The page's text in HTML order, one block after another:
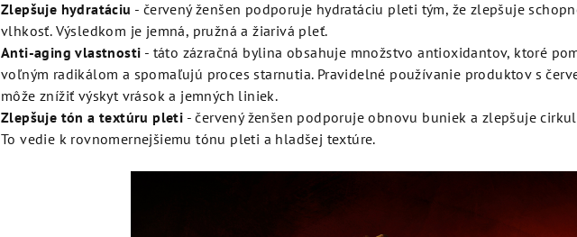
Zlepšuje hydratáciu - červený ženšen podporuje hydratáciu pleti tým, že zlepšuje
vlhkosť. Výsledkom je jemná, pružná a žiarivá pleť.
Anti-aging vlastnosti - táto zázračná bylina obsahuje množstvo antioxidantov, ktoré
voľným radikálom a spomaľujú proces starnutia. Pravidelné používanie produktov s
môže znížiť výskyt vrások a jemných liniek.
Zlepšuje tón a textúru pleti - červený ženšen podporuje obnovu buniek a zlepšuje
To vedie k rovnomernejšiemu tónu pleti a hladšej textúre.